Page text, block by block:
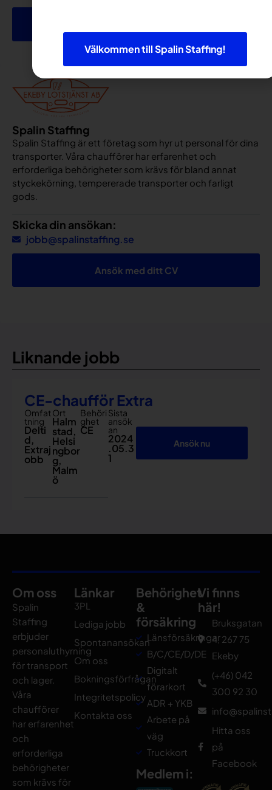
Spalin Staffing
Spalin Staffing är ett företag som hyr ut personal för dina
transporter. Våra chaufförer har erfarenhet och
erforderliga behörigheter som krävs för bland annat
styckekörning, tempererade transporter och farligt
gods.
Skicka din ansökan:
jobb@spalinstaffing.se
Ansök med ditt CV
Liknande jobb
CE-chaufför Extra
Omfat
tning
Delti
d,
Extraj
obb
Ort
Halm
stad,
Helsi
ngbor
g,
Malm
ö
Behöri
ghet
CE
Sista
ansök
an
2024
.05.3
1
Ansök nu
Om oss
Spalin
Staffing
erbjuder
personaluthyrning
för transport
och lager.
Våra
chaufförer
har erfarenhet
och
erforderliga
behörigheter
som krävs för
Länkar
3PL
Lediga jobb
Spontanansökan
Om oss
Bokningsförfrågan
Integritetspolicy
Kontakta oss
Behörighet
&
försäkring
Länsförsäkringar
B/C/CE/D/DE
Digitalt
förarkort
ADR + YKB
Arbete på
väg
Truckkort
Medlem i:
Vi finns
här!
Bruksgatan
4, 267 75
Ekeby
(+46) 042
300 92 30
Hitta oss
på
Facebook
Välkommen till Spalin Staffing!